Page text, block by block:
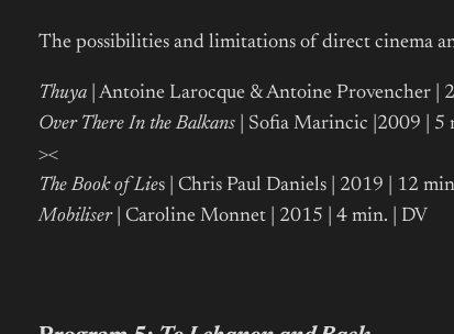
The possibilities and limitations of direct cinema
Thuya
| Antoine Larocque & Antoine Provencher |
Over There In the Balkans| Sofia Marincic |2009 | 5
><
The Book of Lies | Chris Paul Daniels | 2019 | 12
Mobiliser| Caroline Monnet | 2015 | 4 min. | DV